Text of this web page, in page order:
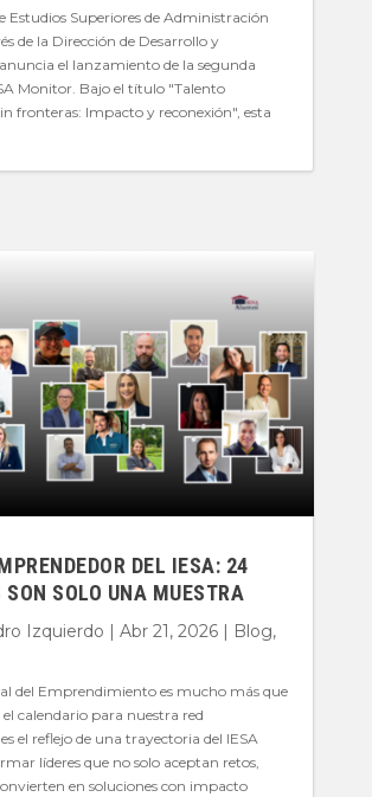
Estudios Superiores de Administración
de la Dirección de Desarrollo y
el lanzamiento de la segunda
Monitor. Bajo el título "Talento
fronteras: Impacto y reconexión", esta
DEL IESA: 24
SON SOLO UNA MUESTRA
Izquierdo |Abr 21, 2026 | Blog,
del Emprendimiento es mucho más que
calendario para nuestra red
el reflejo de una trayectoria del IESA
líderes que no solo aceptan retos,
en soluciones con impacto